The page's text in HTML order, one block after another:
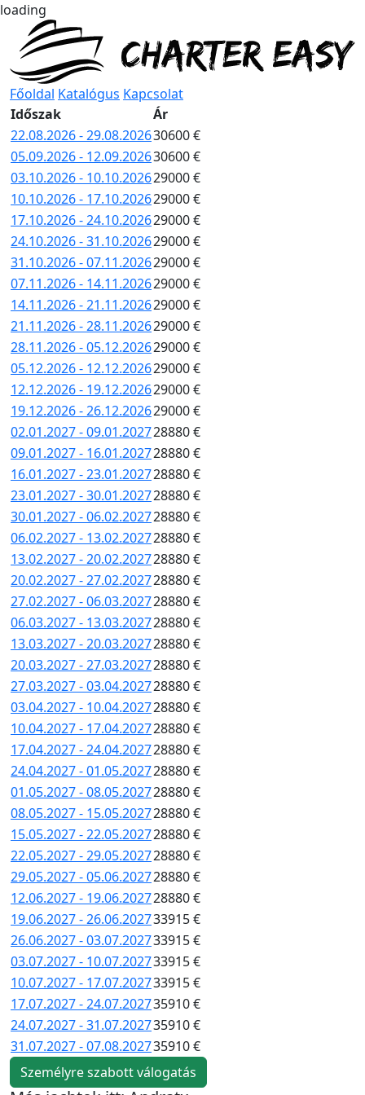
loading
Főoldal Katalógus Kapcsolat
Időszak
Ár
22.08.2026 - 29.08.202630600 €
05.09.2026 - 12.09.202630600 €
03.10.2026 - 10.10.202629000 €
10.10.2026 - 17.10.202629000 €
17.10.2026 - 24.10.202629000 €
24.10.2026 - 31.10.202629000 €
31.10.2026 - 07.11.202629000 €
07.11.2026 - 14.11.202629000 €
14.11.2026 - 21.11.202629000 €
21.11.2026 - 28.11.202629000 €
28.11.2026 - 05.12.202629000 €
05.12.2026 - 12.12.202629000 €
12.12.2026 - 19.12.202629000 €
19.12.2026 - 26.12.202629000 €
02.01.2027 - 09.01.202728880 €
09.01.2027 - 16.01.202728880 €
16.01.2027 - 23.01.202728880 €
23.01.2027 - 30.01.202728880 €
30.01.2027 - 06.02.202728880 €
06.02.2027 - 13.02.202728880 €
13.02.2027 - 20.02.202728880 €
20.02.2027 - 27.02.202728880 €
27.02.2027 - 06.03.202728880 €
06.03.2027 - 13.03.202728880 €
13.03.2027 - 20.03.202728880 €
20.03.2027 - 27.03.202728880 €
27.03.2027 - 03.04.202728880 €
03.04.2027 - 10.04.202728880 €
10.04.2027 - 17.04.202728880 €
17.04.2027 - 24.04.202728880 €
24.04.2027 - 01.05.202728880 €
01.05.2027 - 08.05.202728880 €
08.05.2027 - 15.05.202728880 €
15.05.2027 - 22.05.202728880 €
22.05.2027 - 29.05.202728880 €
29.05.2027 - 05.06.202728880 €
12.06.2027 - 19.06.202728880 €
19.06.2027 - 26.06.202733915 €
26.06.2027 - 03.07.202733915 €
03.07.2027 - 10.07.202733915 €
10.07.2027 - 17.07.202733915 €
17.07.2027 - 24.07.202735910 €
24.07.2027 - 31.07.202735910 €
31.07.2027 - 07.08.202735910 €
Személyre szabott válogatás